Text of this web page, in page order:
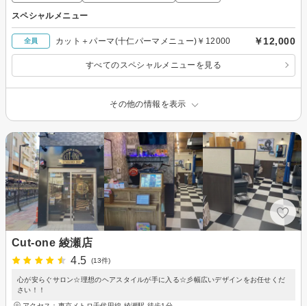
スペシャルメニュー
全員 カット＋パーマ(十仁パーマメニュー)￥12000 ￥12,000
すべてのスペシャルメニューを見る
その他の情報を表示
Cut-one 綾瀬店
4.5
(13件)
心が安らぐサロン☆理想のヘアスタイルが手に入る☆彡幅広いデザインをお任せくだ
さい！！